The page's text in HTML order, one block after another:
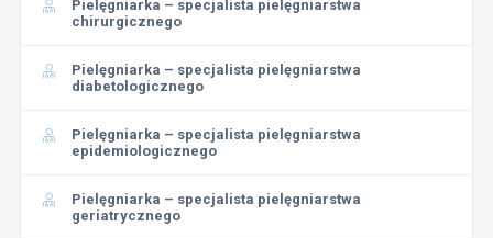
Pielęgniarka – specjalista pielęgniarstwa
chirurgicznego
Pielęgniarka – specjalista pielęgniarstwa
diabetologicznego
Pielęgniarka – specjalista pielęgniarstwa
epidemiologicznego
Pielęgniarka – specjalista pielęgniarstwa
geriatrycznego